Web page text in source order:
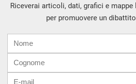
Riceverai articoli, dati, grafici e
per promuovere un
mail